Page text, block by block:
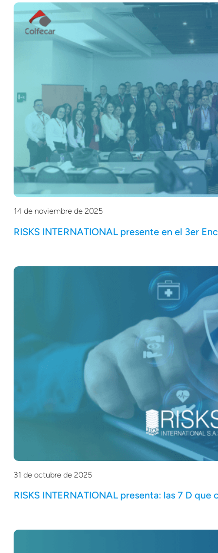
14 de noviembre de 2025
RISKS INTERNATIONAL presente en el 3er
31 de octubre de 2025
RISKS INTERNATIONAL presenta: las 7 D